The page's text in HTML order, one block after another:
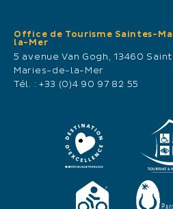
Office de Tourisme Saintes-
la-Mer
5 avenue Van Gogh, 13460
Maries-de-la-Mer
Tél. : +33 (0)4 90 97 82 55